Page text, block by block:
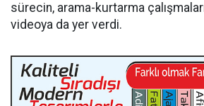
sürecin, arama-kurtarma
videoya da yer verdi.